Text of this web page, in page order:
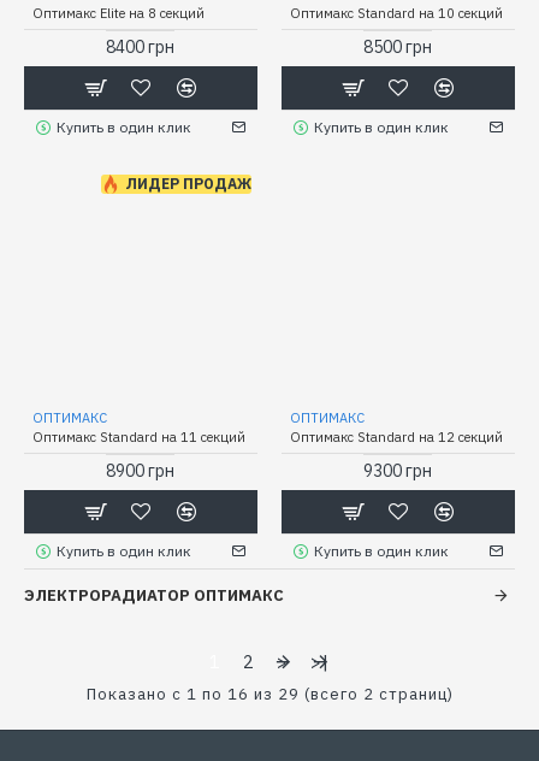
Оптимакс Elite на 8 секций
8400 грн
Купить в один клик
Оптимакс Standard на 10 секций
8500 грн
Купить в один клик
ЛИДЕР ПРОДАЖ
ОПТИМАКС
Оптимакс Standard на 11 секций
8900 грн
Купить в один клик
ОПТИМАКС
Оптимакс Standard на 12 секций
9300 грн
Купить в один клик
ЭЛЕКТРОРАДИАТОР ОПТИМАКС
2 > >|
Показано с 1 по 16 из 29 (всего 2 страниц)